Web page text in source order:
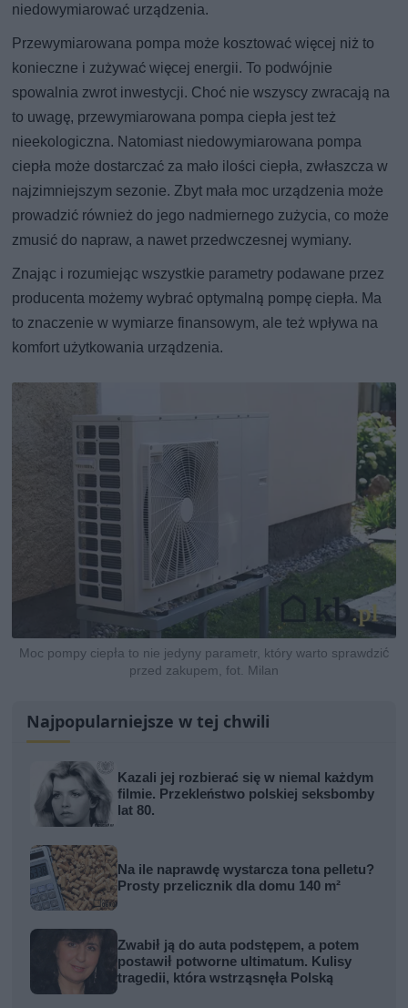
niedowymiarować urządzenia.
Przewymiarowana pompa może kosztować więcej niż to
konieczne i zużywać więcej energii. To podwójnie
spowalnia zwrot inwestycji. Choć nie wszyscy zwracają na
to uwagę, przewymiarowana pompa ciepła jest też
nieekologiczna. Natomiast niedowymiarowana pompa
ciepła może dostarczać za mało ilości ciepła, zwłaszcza w
najzimniejszym sezonie. Zbyt mała moc urządzenia może
prowadzić również do jego nadmiernego zużycia, co może
zmusić do napraw, a nawet przedwczesnej wymiany.
Znając i rozumiejąc wszystkie parametry podawane przez
producenta możemy wybrać optymalną pompę ciepła. Ma
to znaczenie w wymiarze finansowym, ale też wpływa na
komfort użytkowania urządzenia.
Moc pompy ciepła to nie jedyny parametr, który warto sprawdzić
przed zakupem, fot. Milan
Najpopularniejsze w tej chwili
Kazali jej rozbierać się w niemal każdym
filmie. Przekleństwo polskiej seksbomby
lat 80.
Na ile naprawdę wystarcza tona pelletu?
Prosty przelicznik dla domu 140 m²
Zwabił ją do auta podstępem, a potem
postawił potworne ultimatum. Kulisy
tragedii, która wstrząsnęła Polską